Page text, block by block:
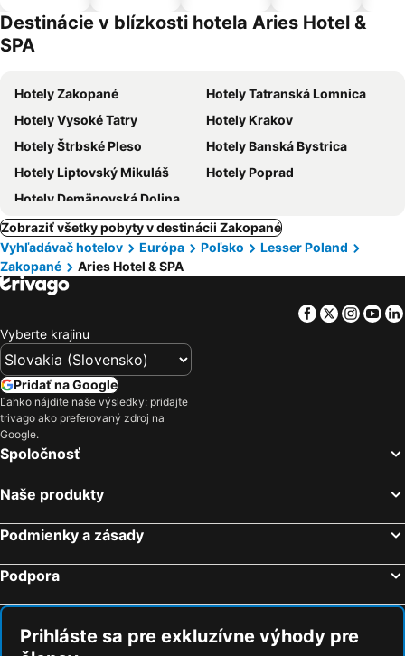
domáce
Destinácie v blízkosti hotela Aries Hotel &
SPA
Hotely Zakopané
Hotely Tatranská Lomnica
Hotely Vysoké Tatry
Hotely Krakov
Hotely Štrbské Pleso
Hotely Banská Bystrica
Hotely Liptovský Mikuláš
Hotely Poprad
Hotely Demänovská Dolina
Zobraziť všetky pobyty v destinácii Zakopané
Vyhľadávač hotelov
Európa Poľsko
Lesser Poland
Zakopané
Aries Hotel & SPA
Facebook
Twitter
Vyberte krajinu
Pridať na Google
Ľahko nájdite naše výsledky: pridajte
trivago ako preferovaný zdroj na
Google.
Spoločnosť
Naše produkty
Podmienky a zásady
Podpora
Prihláste sa pre exkluzívne výhody pre